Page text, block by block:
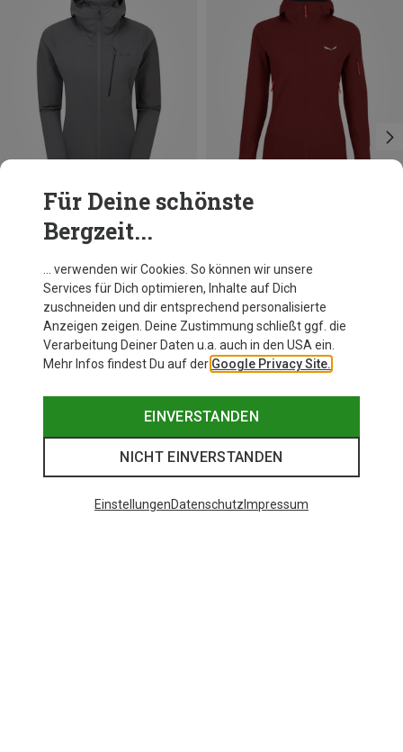
Du sparst 13%
Für Deine schönste
Bergzeit...
… verwenden wir Cookies. So können wir unsere
Services für Dich optimieren, Inhalte auf Dich
zuschneiden und dir entsprechend personalisierte
Anzeigen zeigen. Deine Zustimmung schließt ggf. die
Verarbeitung Deiner Daten u.a. auch in den USA ein.
Mehr Infos findest Du auf der Google Privacy Site.
EINVERSTANDEN
NICHT EINVERSTANDEN
EinstellungenDatenschutz Impressum